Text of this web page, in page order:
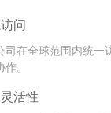
问
司在全球范围内统一
。
活性